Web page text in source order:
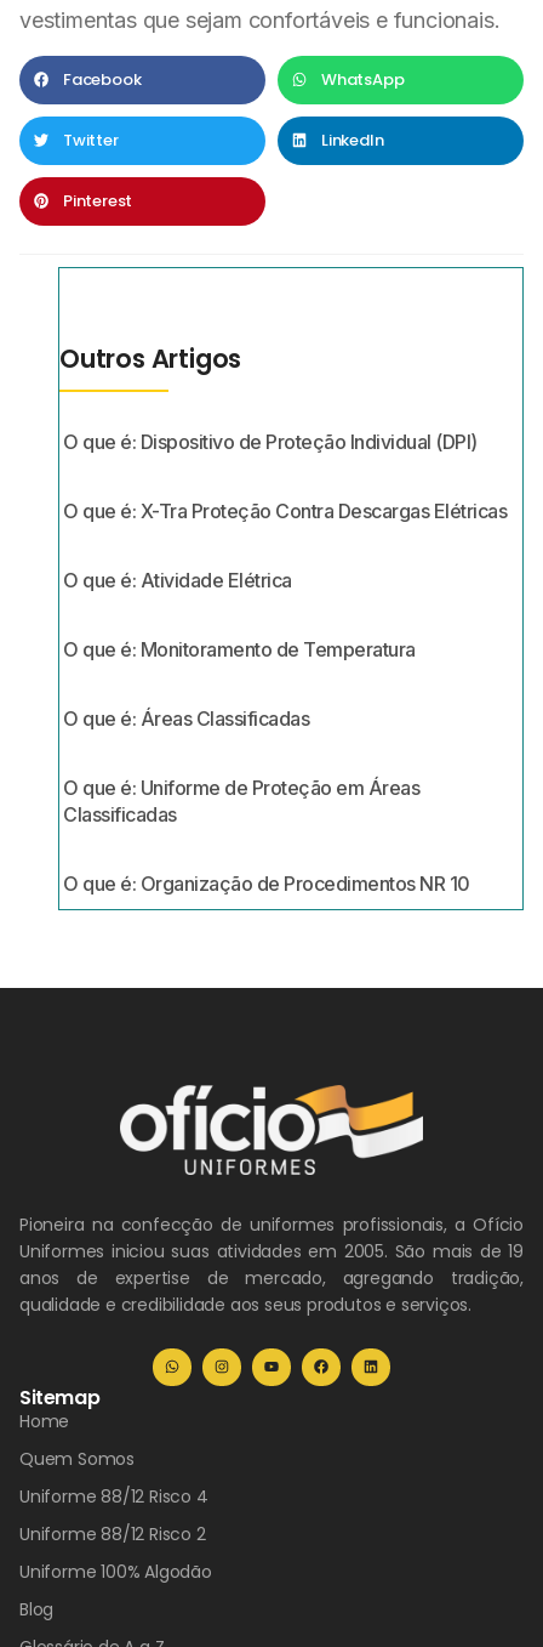
vestimentas que sejam confortáveis e funcionais.
Facebook WhatsApp
Twitter LinkedIn
Pinterest
Outros Artigos
O que é: Dispositivo de Proteção Individual (DPI)
O que é: X-Tra Proteção Contra Descargas Elétricas
O que é: Atividade Elétrica
O que é: Monitoramento de Temperatura
O que é: Áreas Classificadas
O que é: Uniforme de Proteção em Áreas
Classificadas
O que é: Organização de Procedimentos NR 10
Pioneira na confecção de uniformes profissionais, a Ofício
Uniformes iniciou suas atividades em 2005. São mais de 19
anos de expertise de mercado, agregando tradição,
qualidade e credibilidade aos seus produtos e serviços.
Sitemap
Home
Quem Somos
Uniforme 88/12 Risco 4
Uniforme 88/12 Risco 2
Uniforme 100% Algodão
Blog